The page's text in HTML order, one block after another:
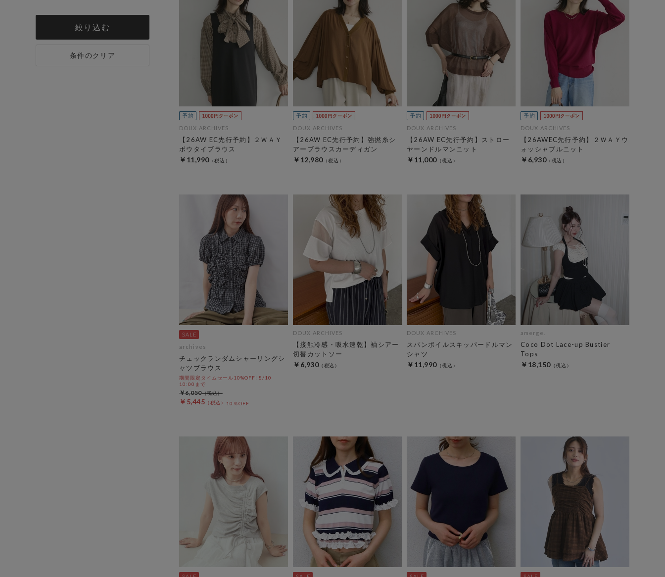
絞り込む
条件のクリア
DOUX ARCHIVES
【26AW EC先行予約】２ＷＡＹ
ボウタイブラウス
￥11,990
DOUX ARCHIVES
【26AW EC先行予約】強撚糸シ
アーブラウスカーディガン
￥12,980
DOUX ARCHIVES
【26AW EC先行予約】ストロー
ヤーンドルマンニット
￥11,000
DOUX ARCHIVES
【26AWEC先行予約】２ＷＡＹウ
ォッシャブルニット
￥6,930
archives
チェックランダムシャーリングシ
ャツブラウス
期間限定タイムセール10%OFF! 8/10
10:00まで
￥5,445 10％OFF
￥6,050
DOUX ARCHIVES
【接触冷感・吸水速乾】袖シアー
切替カットソー
￥6,930
DOUX ARCHIVES
スパンボイルスキッパードルマン
シャツ
￥11,990
amerge.
Coco Dot Lace-up Bustier
Tops
￥18,150